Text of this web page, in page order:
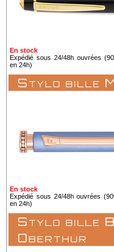
En stock
Expédié sous 24/48h ouvrées
en 24h)
Stylo bille
En stock
Expédié sous 24/48h ouvrées
en 24h)
Stylo bille
Oberthur